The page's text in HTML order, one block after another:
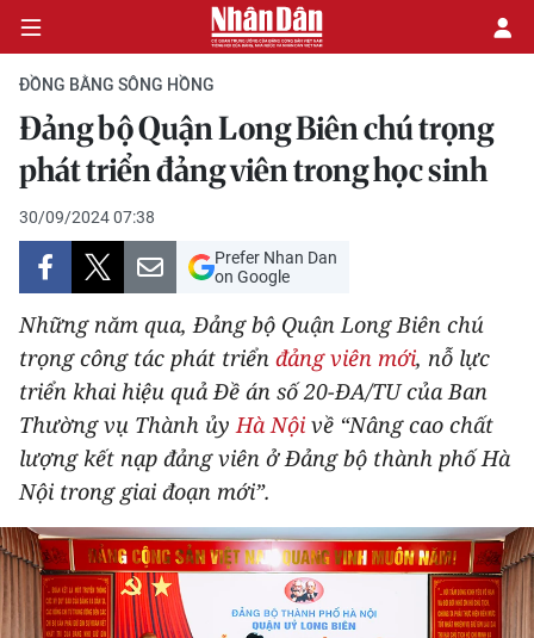
CHÍNH TRỊ
KINH TẾ
VĂN HÓA
XÃ HỘI
PHÁP LUẬT
DU LỊCH
THẾ GIỚI
THỂ THAO
GIÁO DỤC
ĐỒNG BẰNG SÔNG HỒNG
Đảng bộ Quận Long Biên chú trọng
phát triển đảng viên trong học sinh
30/09/2024 07:38
Prefer Nhan Dan
on Google
Những năm qua, Đảng bộ Quận Long Biên chú
trọng công tác phát triển đảng viên mới, nỗ lực
triển khai hiệu quả Đề án số 20-ĐA/TU của Ban
Thường vụ Thành ủyHà Nội về “Nâng cao chất
lượng kết nạp đảng viên ở Đảng bộ thành phố Hà
Nội trong giai đoạn mới”.